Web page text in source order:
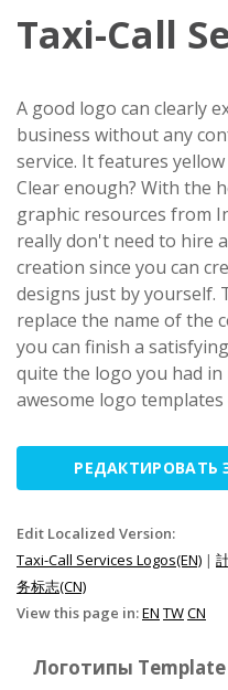
Taxi-Call
A good logo can clearly
business without any
service. It features
Clear enough? With the
graphic resources from
really don't need to hire
creation since you can
designs just by yourself.
replace the name of the
you can finish a
quite the logo you had in
awesome logo templates
РЕДАКТИРОВАТЬ
Edit Localized Version:
Taxi-Call Services Logos(EN) |
务标志(CN)
View this page in:EN TWCN
Логотипы